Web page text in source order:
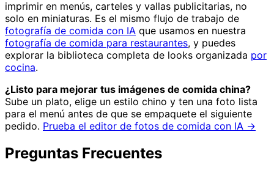
imprimir en menús, carteles y vallas publicitarias, no
solo en miniaturas. Es el mismo flujo de trabajo de
fotografía de comida con IA que usamos en nuestra
fotografía de comida para restaurantes, y puedes
explorar la biblioteca completa de looks organizada por
cocina.
¿Listo para mejorar tus imágenes de comida china?
Sube un plato, elige un estilo chino y ten una foto lista
para el menú antes de que se empaquete el siguiente
pedido. Prueba el editor de fotos de comida con IA →
Preguntas Frecuentes